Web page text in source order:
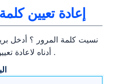
إعادة تعيين
نسيت كلمة المرور ؟ أدخل
أدناه لاعادة تعيين كلمة المرور .